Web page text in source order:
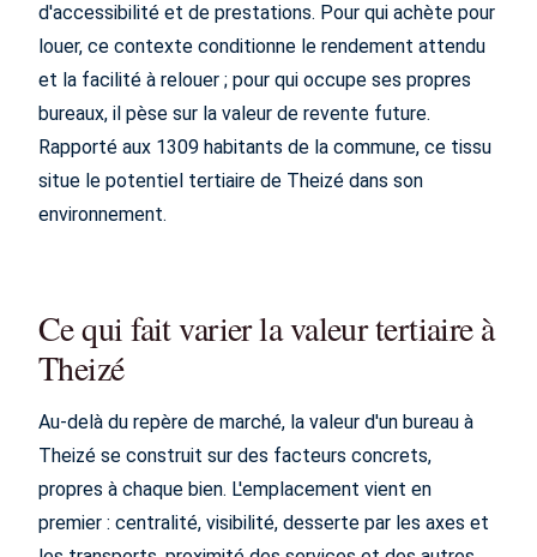
d'accessibilité et de prestations. Pour qui achète pour
louer, ce contexte conditionne le rendement attendu
et la facilité à relouer ; pour qui occupe ses propres
bureaux, il pèse sur la valeur de revente future.
Rapporté aux 1309 habitants de la commune, ce tissu
situe le potentiel tertiaire de Theizé dans son
environnement.
Ce qui fait varier la valeur tertiaire à
Theizé
Au-delà du repère de marché, la valeur d'un bureau à
Theizé se construit sur des facteurs concrets,
propres à chaque bien. L'emplacement vient en
premier : centralité, visibilité, desserte par les axes et